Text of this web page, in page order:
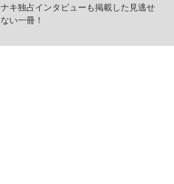
ナキ独占インタビューも掲載した見逃せ
ない一冊！